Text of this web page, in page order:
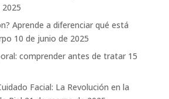
Aprende a diferenciar qué está
10 de junio de 2025
comprender antes de tratar 15
Facial: La Revolución en la